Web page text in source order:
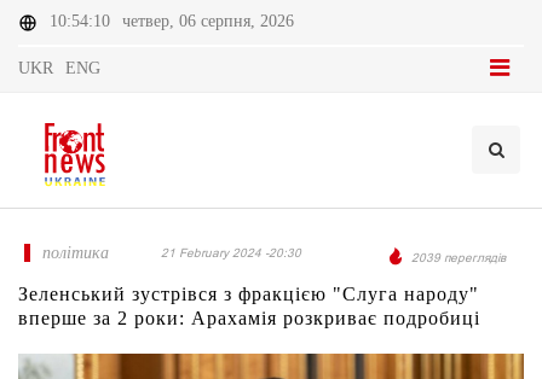
10:54:10 четвер, 06 серпня, 2026
UKR ENG
політика 21 February 2024 -20:30 2039 переглядів
Зеленський зустрівся з фракцією "Слуга народу"
вперше за 2 роки: Арахамія розкриває подробиці